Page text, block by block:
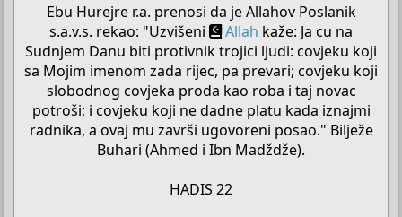
Ebu Hurejre r.a. prenosi da je Allahov Poslanik
s.a.v.s. rekao: "Uzvišeni
Allah kaže: Ja cu na
Sudnjem Danu biti protivnik trojici ljudi: covjeku koji
sa Mojim imenom zada rijec, pa prevari; covjeku koji
slobodnog covjeka proda kao roba i taj novac
potroši; i covjeku koji ne dadne platu kada iznajmi
radnika, a ovaj mu završi ugovoreni posao." Bilježe
Buhari (Ahmed i Ibn Madždže).
HADIS 22